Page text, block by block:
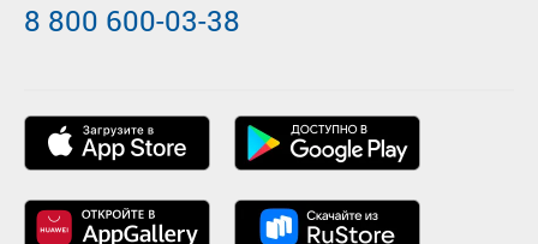
8 800 600-03-38